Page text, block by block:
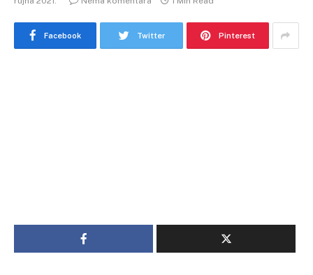
Facebook Twitter Pinterest